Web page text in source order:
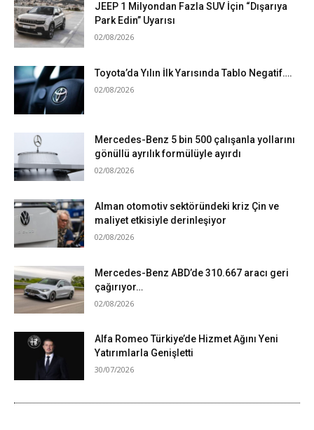
JEEP 1 Milyondan Fazla SUV İçin “Dışarıya
Park Edin” Uyarısı
02/08/2026
Toyota’da Yılın İlk Yarısında Tablo Negatif….
02/08/2026
Mercedes-Benz 5 bin 500 çalışanla yollarını
gönüllü ayrılık formülüyle ayırdı
02/08/2026
Alman otomotiv sektöründeki kriz Çin ve
maliyet etkisiyle derinleşiyor
02/08/2026
Mercedes-Benz ABD’de 310.667 aracı geri
çağırıyor…
02/08/2026
Alfa Romeo Türkiye’de Hizmet Ağını Yeni
Yatırımlarla Genişletti
30/07/2026